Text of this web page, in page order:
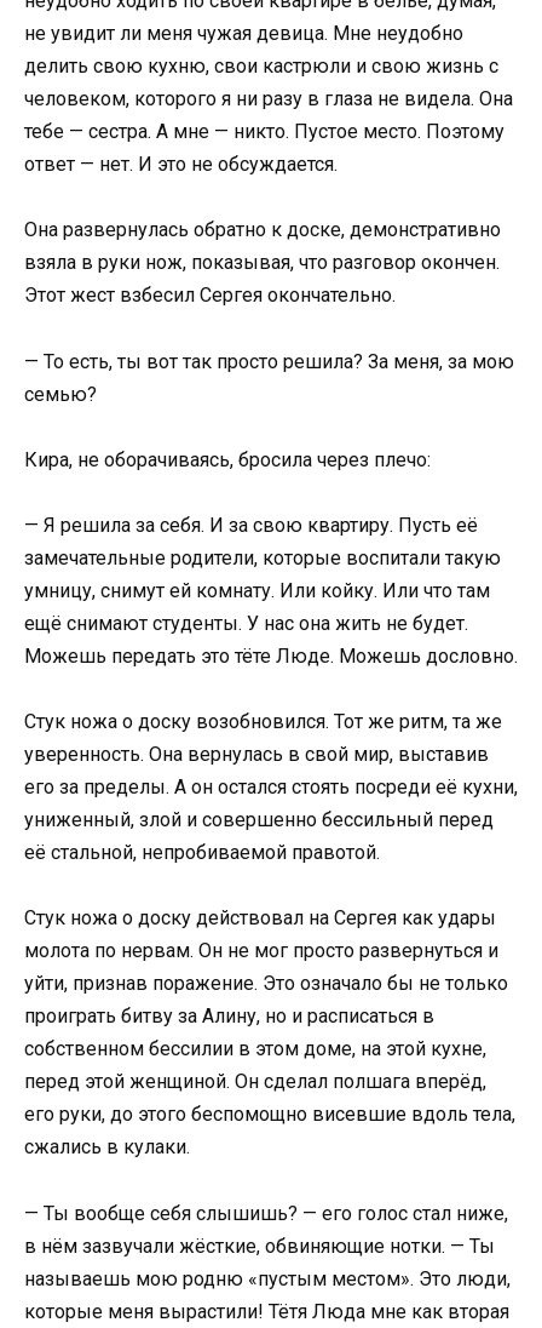
не увидит ли меня чужая девица. Мне неудобно
делить свою кухню, свои кастрюли и свою жизнь с
человеком, которого я ни разу в глаза не видела. Она
тебе — сестра. А мне — никто. Пустое место. Поэтому
ответ — нет. И это не обсуждается.
Она развернулась обратно к доске, демонстративно
взяла в руки нож, показывая, что разговор окончен.
Этот жест взбесил Сергея окончательно.
— То есть, ты вот так просто решила? За меня, за мою
семью?
Кира, не оборачиваясь, бросила через плечо:
— Я решила за себя. И за свою квартиру. Пусть её
замечательные родители, которые воспитали такую
умницу, снимут ей комнату. Или койку. Или что там
ещё снимают студенты. У нас она жить не будет.
Можешь передать это тёте Люде. Можешь дословно.
Стук ножа о доску возобновился. Тот же ритм, та же
уверенность. Она вернулась в свой мир, выставив
его за пределы. А он остался стоять посреди её кухни,
униженный, злой и совершенно бессильный перед
её стальной, непробиваемой правотой.
Стук ножа о доску действовал на Сергея как удары
молота по нервам. Он не мог просто развернуться и
уйти, признав поражение. Это означало бы не только
проиграть битву за Алину, но и расписаться в
собственном бессилии в этом доме, на этой кухне,
перед этой женщиной. Он сделал полшага вперёд,
его руки, до этого беспомощно висевшие вдоль тела,
сжались в кулаки.
— Ты вообще себя слышишь? — его голос стал ниже,
в нём зазвучали жёсткие, обвиняющие нотки. — Ты
называешь мою родню «пустым местом». Это люди,
которые меня вырастили! Тётя Люда мне как вторая